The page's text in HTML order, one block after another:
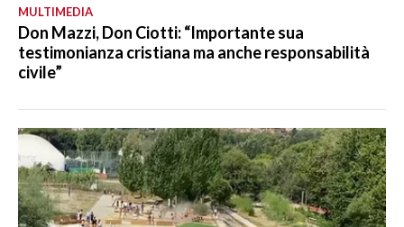
MULTIMEDIA
Don Mazzi, Don Ciotti: “Importante sua
testimonianza cristiana ma anche responsabilità
civile”